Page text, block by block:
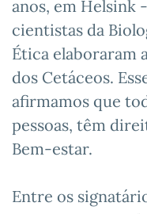
anos, em Helsink
cientistas da
Ética elaboraram
dos Cetáceos.
afirmamos que
pessoas, têm
Bem-estar.
Entre os